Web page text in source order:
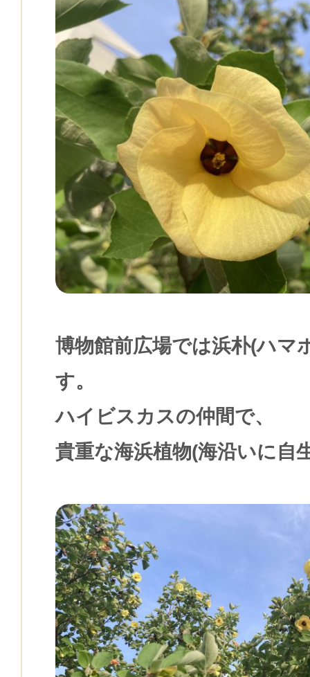
博物館前広場では浜朴(ハマ
す。
ハイビスカスの仲間で、
貴重な海浜植物(海沿いに自